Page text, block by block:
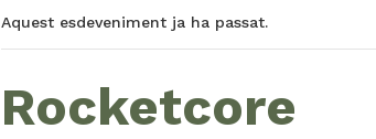
Aquest esdeveniment ja ha passat.
Rocketcore